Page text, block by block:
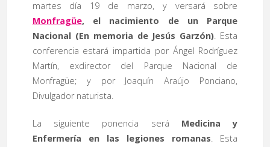
martes día 19 de marzo, y versará sobre
Monfragüe, el nacimiento de un Parque
Nacional (En memoria de Jesús Garzón) . Esta
conferencia estará impartida por Ángel Rodríguez
Martín, exdirector del Parque Nacional de
Monfragüe; y por Joaquín Araújo Ponciano,
Divulgador naturista.
La siguiente ponencia será Medicina y
Enfermería en las legiones romanas. Esta